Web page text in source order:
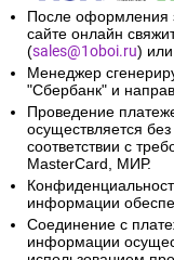
После оформления
сайте онлайн
(sales@1oboi.ru)
Менеджер
"Сбербанк" и
Проведение
осуществляется
соответствии с
MasterCard, МИР.
информации
Соединение с
информации